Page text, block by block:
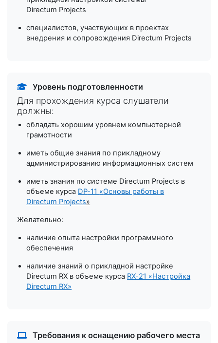
Directum Projects
специалистов, участвующих в проектах
внедрения и сопровождения Directum Projects
Уровень подготовленности
Для прохождения курса слушатели
должны:
обладать хорошим уровнем компьютерной
грамотности
иметь общие знания по прикладному
администрированию информационных систем
иметь знания по системе Directum Projects в
объеме курса DP-11 «Основы работы в
Directum Projects»
Желательно:
наличие опыта настройки программного
обеспечения
наличие знаний о прикладной настройке
Directum RX в объеме курса RX-21 «Настройка
Directum RX»
Требования к оснащению рабочего места